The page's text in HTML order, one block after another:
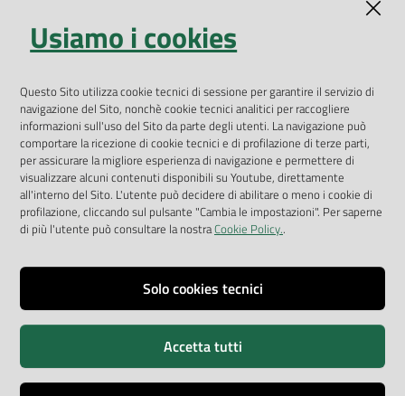
Open Data
App Arpav
Rapporti regionali annuali
Le Infografiche
Dispenser dati
Vai alla pagina
Privacy
Usiamo i cookies
Questo Sito utilizza cookie tecnici di sessione per garantire il servizio di
navigazione del Sito, nonchè cookie tecnici analitici per raccogliere
informazioni sull'uso del Sito da parte degli utenti. La navigazione può
comportare la ricezione di cookie tecnici e di profilazione di terze parti,
per assicurare la migliore esperienza di navigazione e permettere di
visualizzare alcuni contenuti disponibili su Youtube, direttamente
all'interno del Sito. L'utente può decidere di abilitare o meno i cookie di
profilazione, cliccando sul pulsante "Cambia le impostazioni". Per saperne
di più l'utente può consultare la nostraCookie Policy..
Solo cookies tecnici
Accetta tutti